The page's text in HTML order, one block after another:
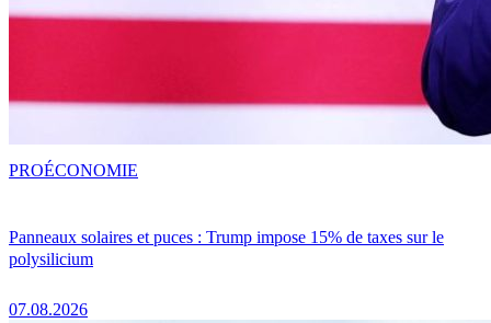
Panneaux solaires et puces : Trump impose 15% de taxes sur le
polysilicium
07.08.2026
PROÉCONOMIE